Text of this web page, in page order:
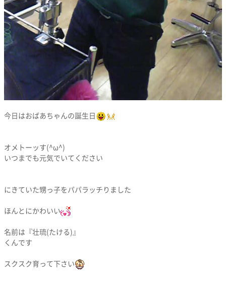
今日はおばあちゃんの誕生日
オメトーッす(^ω^)
いつまでも元気でいてください
にきていた甥っ子をパパラッチりました
ほんとにかわいい
名前は『壮琉(たける)』
くんです
スクスク育って下さい